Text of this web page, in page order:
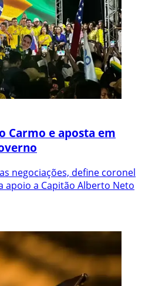
Carmo e aposta em
negociações, define coronel
apoio a Capitão Alberto Neto